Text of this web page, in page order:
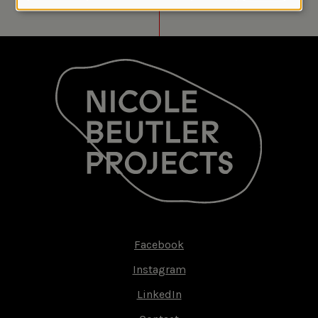
Facebook
Instagram
LinkedIn
and